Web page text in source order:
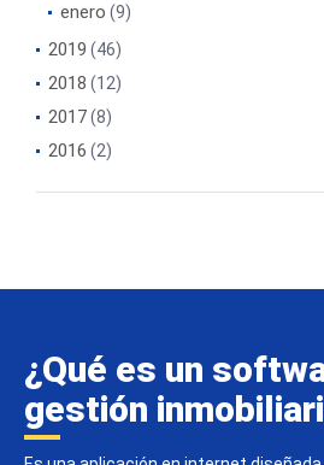
enero (9)
2019 (46)
2018 (12)
2017(8)
2016 (2)
¿Qué es un
gestión